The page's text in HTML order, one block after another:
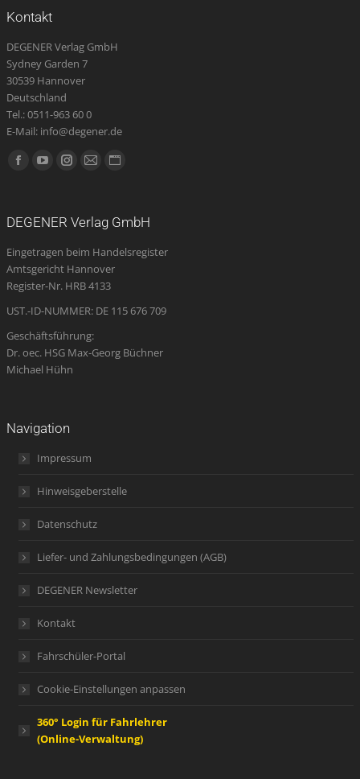
Kontakt
DEGENER Verlag GmbH
Sydney Garden 7
30539 Hannover
Deutschland
Tel.: 0511-963 60 0
E-Mail: info@degener.de
Finden Sie uns auf:
Facebook
new
window
YouTube
new
window
Instagram
new
window
E-
opens
in
new
Website
new
DEGENER Verlag GmbH
Eingetragen beim Handelsregister
Amtsgericht Hannover
Register-Nr. HRB 4133
UST.-ID-NUMMER: DE 115 676 709
Geschäftsführung:
Dr. oec. HSG Max-Georg Büchner
Michael Hühn
Navigation
Impressum
Hinweisgeberstelle
Datenschutz
Liefer- und Zahlungsbedingungen (AGB)
DEGENER Newsletter
Kontakt
Fahrschüler-Portal
Cookie-Einstellungen anpassen
360° Login für Fahrlehrer
(Online-Verwaltung)